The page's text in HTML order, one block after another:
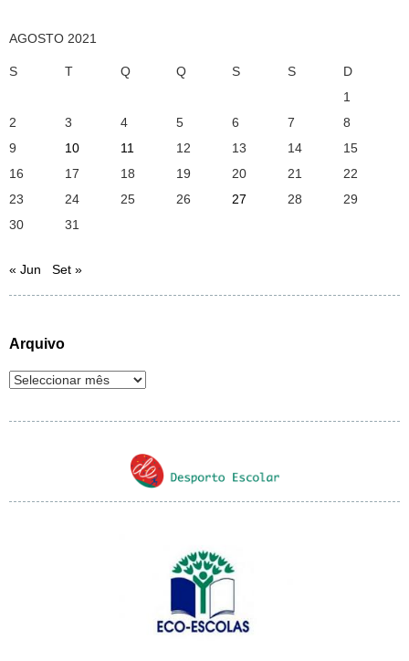
AGOSTO 2021
S T Q Q S S
D
1
2
3 4 5 6 7
8
9
10 11 12 13 14
15
16
17 18 19 20 21
22
23
24 25 26 27 28
29
30
31
« Jun Set »
Arquivo